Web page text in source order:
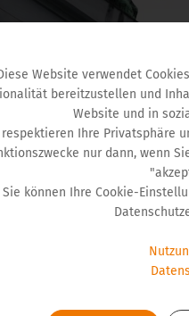
Website verwendet
bereitzustellen und
Website und in
Ihre Privatsphäre
nur dann, wenn
Sie können Ihre Cookie-